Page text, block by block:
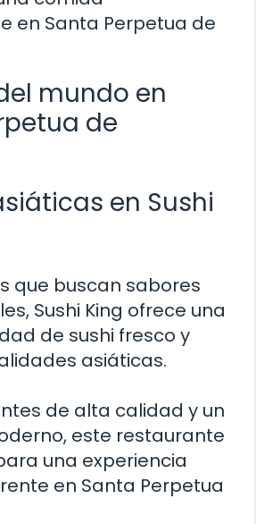
en Santa Perpetua de
mundo en
de
en Sushi
que buscan sabores
Sushi King ofrece una
de sushi fresco y
asiáticas.
de alta calidad y un
este restaurante
una experiencia
en Santa Perpetua